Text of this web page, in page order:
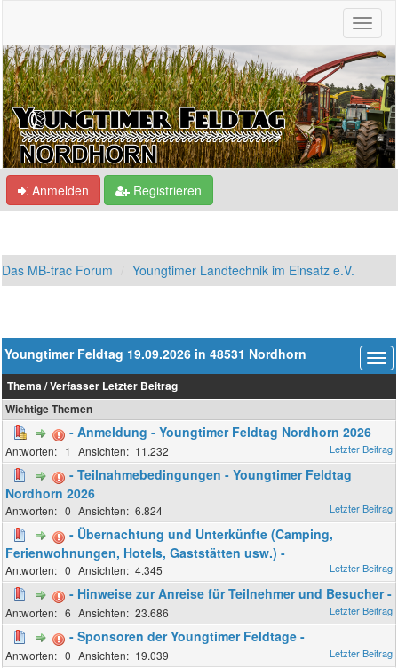
Anmelden Registrieren
Das MB-trac Forum Youngtimer Landtechnik im Einsatz e.V.
Youngtimer Feldtag 19.09.2026 in 48531 Nordhorn
Thema /Verfasser Letzter Beitrag
Wichtige Themen
- Anmeldung - Youngtimer Feldtag Nordhorn 2026
1 11.232
- Teilnahmebedingungen - Youngtimer Feldtag
Nordhorn 2026
0 6.824
- Übernachtung und Unterkünfte (Camping,
Ferienwohnungen, Hotels, Gaststätten usw.) -
0 4.345
- Hinweise zur Anreise für Teilnehmer und Besucher -
6 23.686
- Sponsoren der Youngtimer Feldtage -
0
19.039